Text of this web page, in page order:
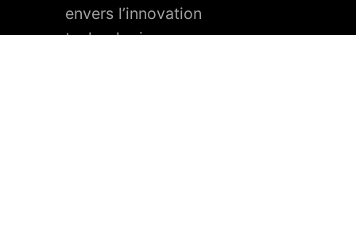
envers l’innovation
technologique.